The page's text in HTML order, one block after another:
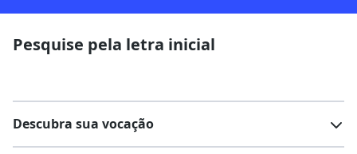
Pesquise pela letra inicial
Descubra sua vocação